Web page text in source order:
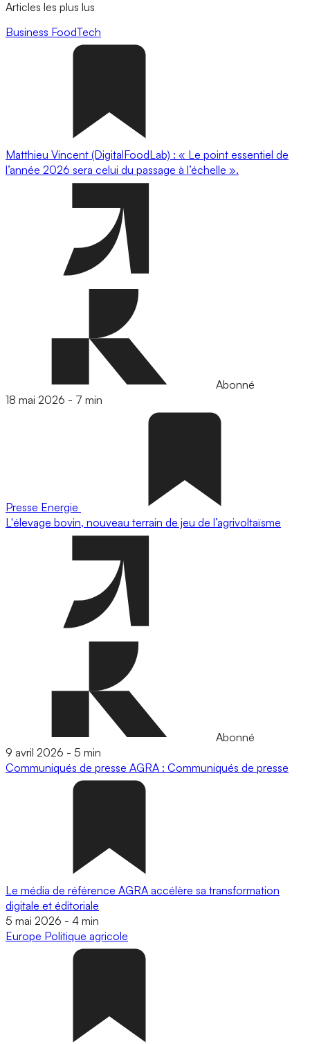
Articles les plus lus
Business FoodTech
Matthieu Vincent (DigitalFoodLab) : « Le point essentiel de
l’année 2026 sera celui du passage à l’échelle ».
Abonné
18 mai 2026 - 7 min
Presse Energie
L'élevage bovin, nouveau terrain de jeu de l’agrivoltaïsme
Abonné
9 avril 2026 - 5 min
Communiqués de presse AGRA : Communiqués de presse
Le média de référence AGRA accélère sa transformation
digitale et éditoriale
5 mai 2026 - 4 min
Europe Politique agricole